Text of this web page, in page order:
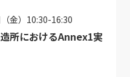
金）10:30-16:30
所におけるAnnex1実